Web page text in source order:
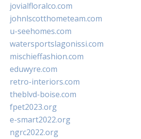
jovialfloralco.com
johnlscotthometeam.com
u-seehomes.com
watersportslagonissi.com
mischieffashion.com
eduwyre.com
retro-interiors.com
theblvd-boise.com
fpet2023.org
e-smart2022.org
ngrc2022.org